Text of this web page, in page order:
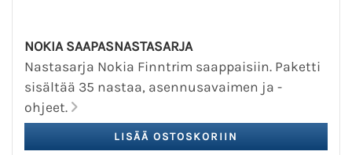
NOKIA SAAPASNASTASARJA
Nastasarja Nokia Finntrim saappaisiin. Paketti
sisältää 35 nastaa, asennusavaimen ja -
ohjeet.